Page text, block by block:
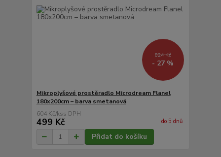
824 Kč
- 27 %
Mikroplyšové prostěradlo Microdream Flanel
180x200cm – barva smetanová
604 Kč/ks
499 Kč do 5 dnů
Přidat do košíku